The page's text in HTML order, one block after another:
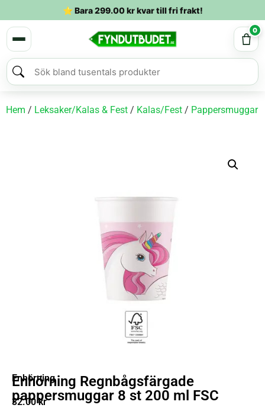
⭐ Bara299.00krkvar till fri frakt!
0
Hem / Leksaker/Kalas & Fest / Kalas/Fest / Pappersmuggar/
Enhörning
Enhörning Regnbågsfärgade
pappersmuggar 8 st 200 ml FSC
32.00kr